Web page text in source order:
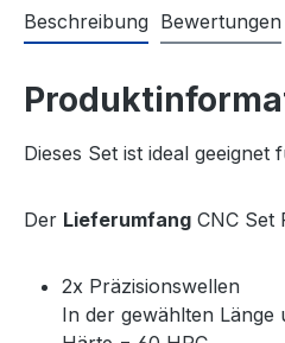
Beschreibung Bewertungen
Dieses Set ist ideal
Der Lieferumfang CNC Set
2x Präzisionswellen
In der gewählten Länge